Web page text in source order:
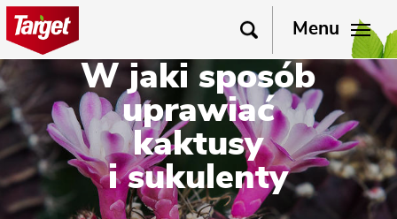
Menu
W jaki sposób
uprawiać
kaktusy
i sukulenty